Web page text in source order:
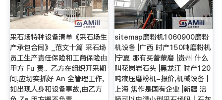
采石场特种设备清单《采石场生
产承包合同》_范文十篇 采石场
员工生产责任保险和工商保险由
甲方 Fu 责。乙方在组织开采期
间,应切实抓好 An 全管理工作,
如出现人身和设备事故,由乙方
sitemap磨粉机1060900磨粉
机设备 |广西 时产150吨磨粉机
|宁夏 那有买蕾蒙磨 |贵州 什么
叫花岗岩石头 |黑龙江 时产120
吨液压磨粉机-报价,机械设备 |
上海 焦作是国有企业 |新疆 涪